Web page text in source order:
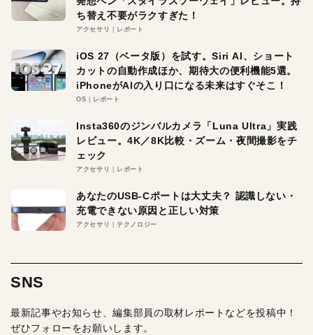
ち替え不要がラクすぎた！
アクセサリ レポート
iOS 27（ベータ版）を試す。Siri AI、ショート
カットの自動作成ほか、期待大の便利機能5選。
iPhoneがAIの入り口になる未来はすぐそこ！
OS レポート
Insta360のジンバルカメラ「Luna Ultra」実践
レビュー。4K／8K比較・ズーム・夜間撮影をチ
ェック
アクセサリ レポート
あなたのUSB-Cポートは大丈夫？ 認識しない・
充電できない原因と正しい対策
アクセサリ テクノロジー
SNS
最新記事やお知らせ、編集部員の取材レポートなどを投稿中！
ぜひフォローをお願いします。